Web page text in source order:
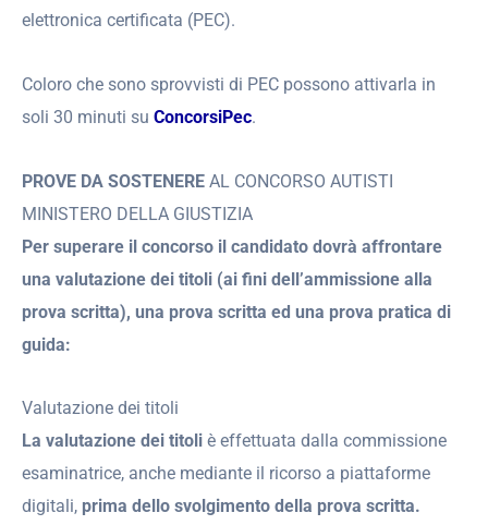
elettronica certificata (PEC).
Coloro che sono sprovvisti di PEC possono attivarla in
soli 30 minuti su ConcorsiPec.
PROVE DA SOSTENERE AL CONCORSO AUTISTI
MINISTERO DELLA GIUSTIZIA
Per superare il concorso il candidato dovrà affrontare
una valutazione dei titoli (ai fini dell’ammissione alla
prova scritta), una prova scritta ed una prova pratica di
guida:
Valutazione dei titoli
La valutazione dei titoli è effettuata dalla commissione
esaminatrice, anche mediante il ricorso a piattaforme
digitali, prima dello svolgimento della prova scritta.